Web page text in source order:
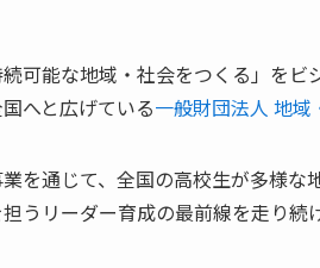
続可能な地域・社会をつくる」を
へと広げている一般財団法人 地
業を通じて、全国の高校生が多様
うリーダー育成の最前線を走り続